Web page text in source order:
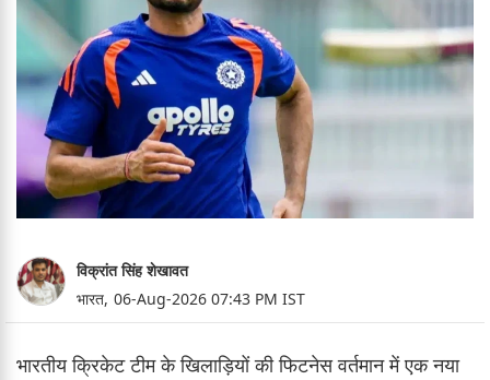
विक्रांत सिंह शेखावत
भारत, 06-Aug-2026 07:43 PM IST
भारतीय क्रिकेट टीम के खिलाड़ियों की फिटनेस वर्तमान में एक नया